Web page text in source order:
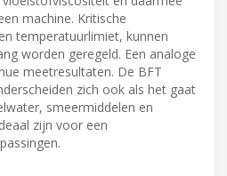
machine. Kritische
temperatuurlimiet, kunnen
worden geregeld. Een analoge
meetresultaten. De BFT
zich ook als het gaat
smeermiddelen en
zijn voor een